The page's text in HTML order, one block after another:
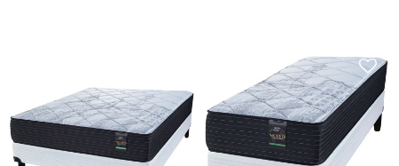
alta densidad – Capa de
espuma cinco zonas de
activación – Comfort Grid –
Manta de fieltro – Resortes
LFK – Hard Foam®. Altura de
Compactado de espumas de
alta densidad – Capa de
espuma cinco zonas de
activación – Comfort Grid –
Manta de fieltro – Resortes
LFK – Hard Foam®. Altura de